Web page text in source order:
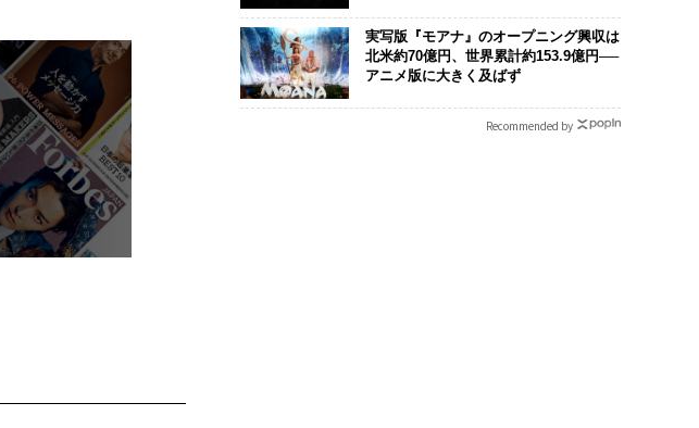
実写版『モアナ』のオープニング興収は
北米約70億円、世界累計約153.9億円──
アニメ版に大きく及ばず
Recommended by